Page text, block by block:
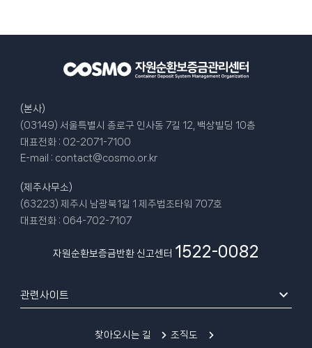
(본사)
(03149) 서울특별시 종로구 인사동 7길 12, 백상빌딩 10층
대표전화 : 02-2071-7100
E-mail : contact@cosmo.or.kr
(제주사무소)
(63223) 제주시 남광북1길 1 제주법조타워 707호
대표전화 : 064-702-7107
자원순환보증금반환 신고센터 1522-0082
관련사이트
찾아오시는 길 조직도